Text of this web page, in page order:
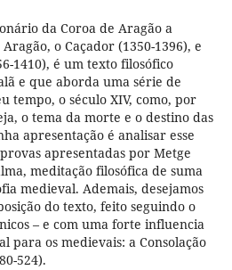
da Coroa de Aragão a
o Caçador (1350-1396), e
1410), é um texto filosófico
e que aborda uma série de
tempo, o século XIV, como, por
o tema da morte e o destino das
apresentação é analisar esse
apresentadas por Metge
meditação filosófica de suma
medieval. Ademais, desejamos
do texto, feito seguindo o
– e com uma forte influencia
para os medievais: a Consolação
524).